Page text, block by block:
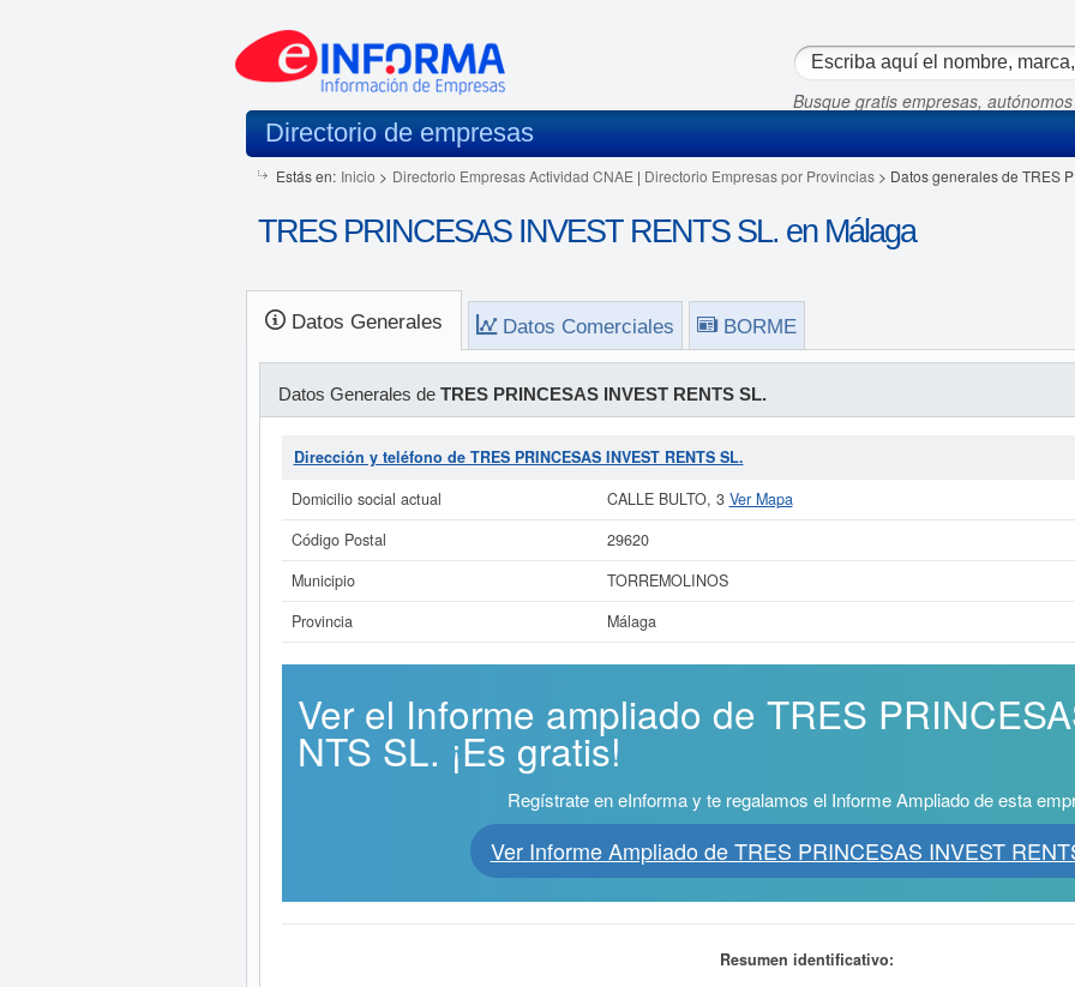
Busque gratis empresas,
Directorio de empresas
Estás en: Inicio > Directorio Empresas Actividad CNAE | Directorio Empresas por Provincias> Datos generales de TRES
TRES PRINCESAS INVEST RENTS SL. en Málaga
Datos Generales Datos Comerciales BORME
Datos Generales de TRES PRINCESAS INVEST RENTS SL.
Dirección y teléfono de TRES PRINCESAS INVEST RENTS SL.
Domicilio social actual
CALLE BULTO, 3 Ver Mapa
Código Postal
29620
Municipio
TORREMOLINOS
Provincia
Málaga
Ver el Informe ampliado de TRES
NTS SL. ¡Es gratis!
Regístrate en eInforma y te regalamos el Informe Ampliado de esta
Ver Informe Ampliado de TRES PRINCESAS INVEST
Resumen identificativo: